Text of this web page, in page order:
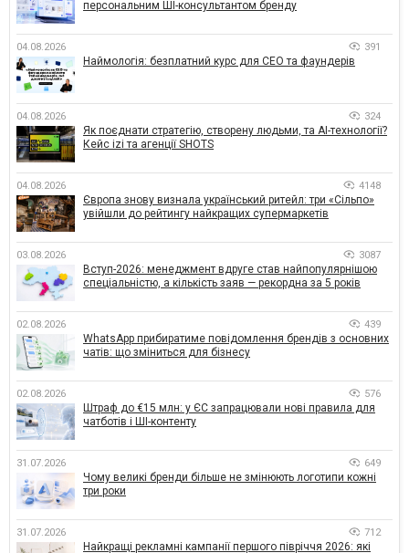
персональним ШІ-консультантом бренду
04.08.2026 391
Наймологія: безплатний курс для CEO та фаундерів
04.08.2026 324
Як поєднати стратегію, створену людьми, та AI-технології?
Кейс izi та агенції SHOTS
04.08.2026 4148
Європа знову визнала український ритейл: три «Сільпо»
увійшли до рейтингу найкращих супермаркетів
03.08.2026 3087
Вступ-2026: менеджмент вдруге став найпопулярнішою
спеціальністю, а кількість заяв — рекордна за 5 років
02.08.2026 439
WhatsApp прибиратиме повідомлення брендів з основних
чатів: що зміниться для бізнесу
02.08.2026 576
Штраф до €15 млн: у ЄС запрацювали нові правила для
чатботів і ШІ-контенту
31.07.2026 649
Чому великі бренди більше не змінюють логотипи кожні
три роки
31.07.2026 712
Найкращі рекламні кампанії першого півріччя 2026: які